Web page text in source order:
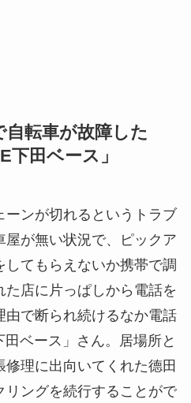
自転車が故障した
下田ベース」
ーンが切れるというトラブ
屋が無い状況で、ピックア
してもらえないか携帯で調
店に片っぱしから電話を
由で断られ続けるなか電話
田ベース」さん。居場所と
理に出向いてくれた德田
リングを続行することがで